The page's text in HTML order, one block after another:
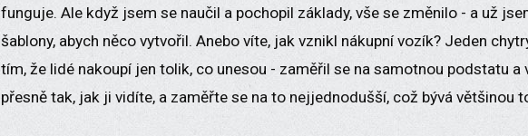
funguje. Ale když jsem se naučil a pochopil základy, vše se změnilo - a už
šablony, abych něco vytvořil. Anebo víte, jak vznikl nákupní vozík? Jeden
tím, že lidé nakoupí jen tolik, co unesou - zaměřil se na samotnou podstatu
přesně tak, jak ji vidíte, a zaměřte se na to nejjednodušší, což bývá většinou